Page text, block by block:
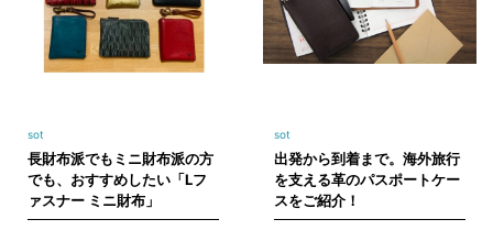
sot
長財布派でもミニ財布派の方
でも、おすすめしたい「Lフ
ァスナー ミニ財布」
sot
出発から到着まで。海外旅行
を支える革のパスポートケー
スをご紹介！